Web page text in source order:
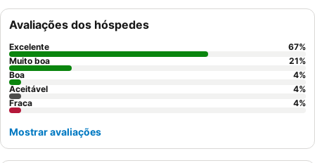
atenção excecionais, complementando o buffet de pequeno-
almoço altamente avaliado com a sua máquina de sumo de
laranja fresco e omeletes feitas na hora. Para uma experiência
mais serena, considere solicitar um quarto virado para o jardim.
Avaliações dos hóspedes
Excelente 67%
Muito boa
21%
Boa
4%
Aceitável
4%
Fraca
4%
Mostrar avaliações